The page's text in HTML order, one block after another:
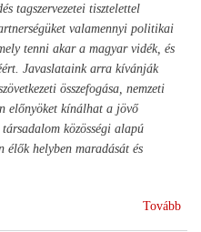
tagszervezetei tisztelettel
valamennyi politikai
tenni akar a magyar vidék, és
Javaslataink arra kívánják
összefogása, nemzeti
előnyöket kínálhat a jövő
közösségi alapú
élők helyben maradását és
Tovább